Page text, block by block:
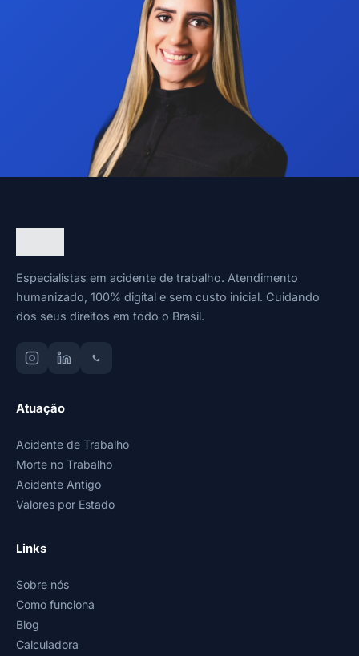
Especialistas em acidente de trabalho. Atendimento
humanizado, 100% digital e sem custo inicial. Cuidando
dos seus direitos em todo o Brasil.
Atuação
Acidente de Trabalho
Morte no Trabalho
Acidente Antigo
Valores por Estado
Links
Sobre nós
Como funciona
Blog
Calculadora